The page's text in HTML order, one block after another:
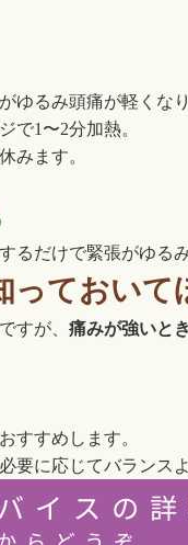
ゆるみ頭痛が軽くなり
で1〜2分加熱。
みます。
るだけで緊張がゆる
っておいて
すが、 痛みが強いと
すすめします。
要に応じてバランス